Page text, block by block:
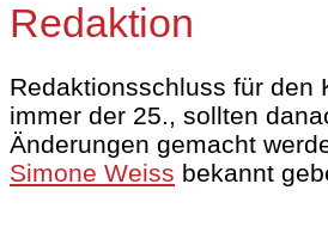
Redaktion
Redaktionsschluss für den
immer der 25., sollten
Änderungen gemacht
Simone Weiss bekannt